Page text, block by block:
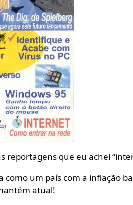
reportagens que eu achei
como um país com a inflação
atual!